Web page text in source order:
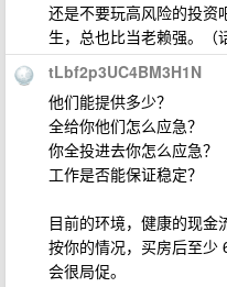
还是不要玩高风险的投资
生，总也比当老赖强。（
tLbf2p3UC4BM3H1N
他们能提供多少？
全给你他们怎么应急？
你全投进去你怎么应急？
工作是否能保证稳定？
目前的环境，健康的现金
按你的情况，买房后至少
会很局促。